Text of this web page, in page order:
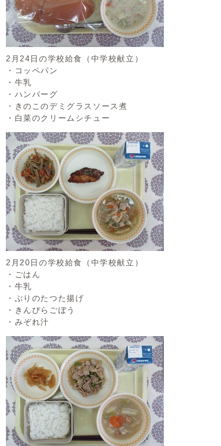
2月24日の学校給食（中学校献立）
・コッペパン
・牛乳
・ハンバーグ
・きのこのデミグラスソース煮
・白菜のクリームシチュー
2月20日の学校給食（中学校献立）
・ごはん
・牛乳
・ぶりのたつた揚げ
・きんぴらごぼう
・みぞれ汁